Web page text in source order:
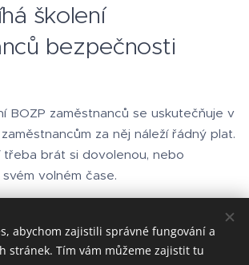
školení
bezpečnosti
BOZP zaměstnanců se uskutečňuje v
za něj náleží řádný plat.
třeba brát si dovolenou, nebo
volném čase.
práce a požární ochrana
abychom zajistili správné fungování a
stránek. Tím vám můžeme zajistit tu